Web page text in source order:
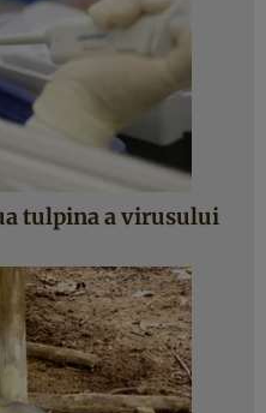
tulpina a virusului